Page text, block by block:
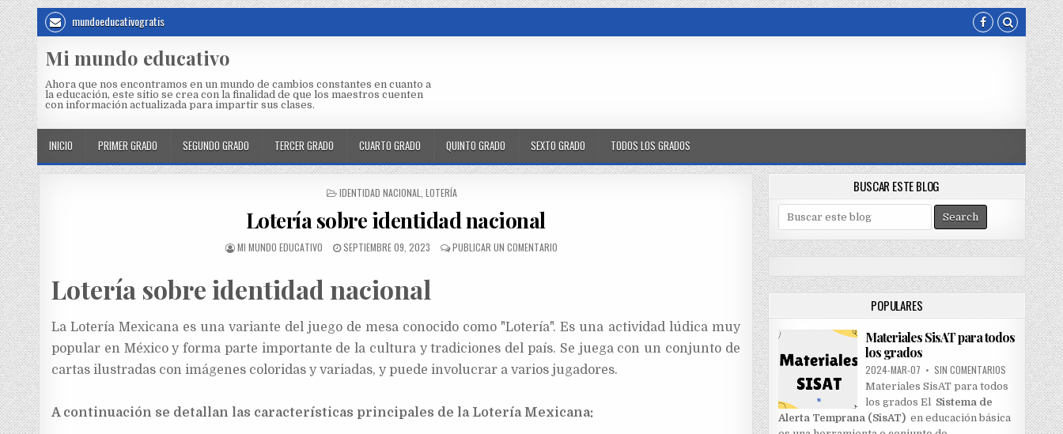
mundoeducativogratis
Mi mundo educativo
Ahora que nos encontramos en un mundo de cambios constantes en cuanto a
la educación, este sitio se crea con la finalidad de que los maestros cuenten
con información actualizada para impartir sus clases.
INICIO PRIMER GRADO SEGUNDO GRADO TERCER GRADO CUARTO GRADO QUINTO GRADO SEXTO GRADO TODOS LOS GRADOS
IDENTIDAD NACIONAL LOTERÍA
Lotería sobre identidad nacional
MI MUNDO EDUCATIVO SEPTIEMBRE 09, 2023 PUBLICAR UN COMENTARIO
Lotería sobre identidad nacional
La Lotería Mexicana es una variante del juego de mesa conocido como "Lotería". Es una actividad lúdica muy
popular en México y forma parte importante de la cultura y tradiciones del país. Se juega con un conjunto de
cartas ilustradas con imágenes coloridas y variadas, y puede involucrar a varios jugadores.
A continuación se detallan las características principales de la Lotería Mexicana:
BUSCAR ESTE BLOG
e
a
r
c
h
o
r
:
POPULARES
Materiales SisAT para todos
los grados
2024-MAR-07 • SIN COMENTARIOS
Materiales SisAT para todos
los grados El Sistema de
Alerta Temprana (SisAT)en educación básica